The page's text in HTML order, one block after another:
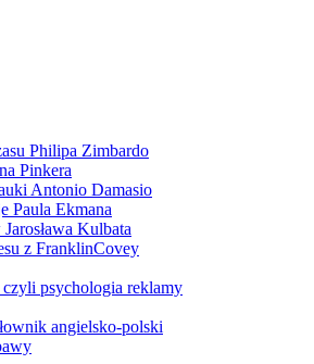
Philipa Zimbardo
Pinkera
Antonio Damasio
Paula Ekmana
Kulbata
z FranklinCovey
psychologia reklamy
angielsko-polski